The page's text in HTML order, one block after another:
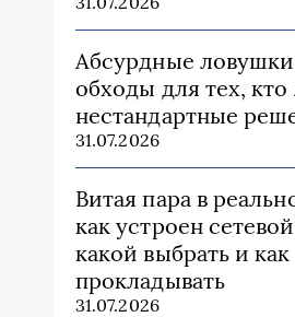
Абсурдные
обходы для тех,
нестандартные
31.07.2026
Витая пара в
как устроен
какой выбрать и как
прокладывать
31.07.2026